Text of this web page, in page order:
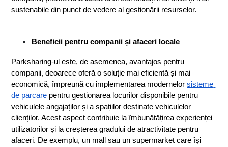
sustenabile din punct de vedere al gestionării resurselor.
Beneficii pentru companii și afaceri locale
Parksharing-ul este, de asemenea, avantajos pentru
companii, deoarece oferă o soluție mai eficientă și mai
economică, împreună cu implementarea modernelor sisteme
de parcare pentru gestionarea locurilor disponibile pentru
vehiculele angajaților și a spațiilor destinate vehiculelor
clienților. Acest aspect contribuie la îmbunătățirea experienței
utilizatorilor și la creșterea gradului de atractivitate pentru
afaceri. De exemplu, un mall sau un supermarket care își